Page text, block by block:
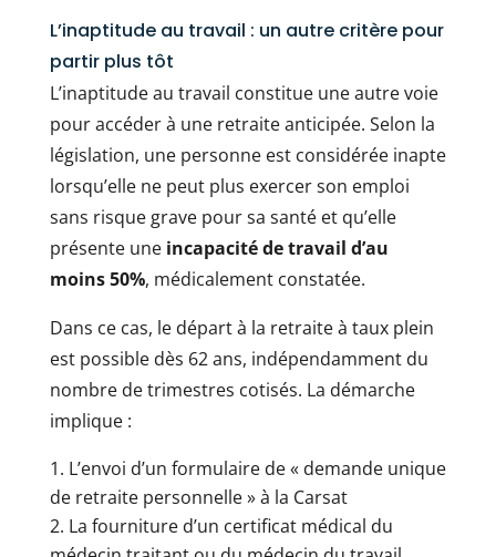
L’inaptitude au travail : un autre critère pour
partir plus tôt
L’inaptitude au travail constitue une autre voie
pour accéder à une retraite anticipée. Selon la
législation, une personne est considérée inapte
lorsqu’elle ne peut plus exercer son emploi
sans risque grave pour sa santé et qu’elle
présente une incapacité de travail d’au
moins 50%, médicalement constatée.
Dans ce cas, le départ à la retraite à taux plein
est possible dès 62 ans, indépendamment du
nombre de trimestres cotisés. La démarche
implique :
L’envoi d’un formulaire de « demande unique
de retraite personnelle » à la Carsat
La fourniture d’un certificat médical du